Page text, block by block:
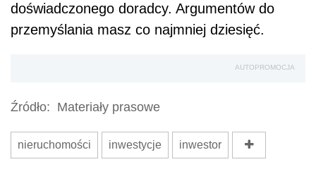
doświadczonego doradcy. Argumentów do
przemyślania masz co najmniej dziesięć.
AUTOPROMOCJA
Źródło: Materiały prasowe
nieruchomości inwestycje inwestor